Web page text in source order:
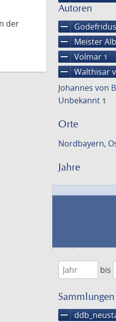
Autoren
remove
remove Meister
remove Volmar 1
remove Walthisar
Johannes von
Unbekannt 1
Orte
Nordbayern,
Jahre
1474
bis
Sammlungen
remove
der